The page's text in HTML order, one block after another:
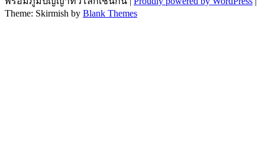
Theme: Skirmish by Blank Themes